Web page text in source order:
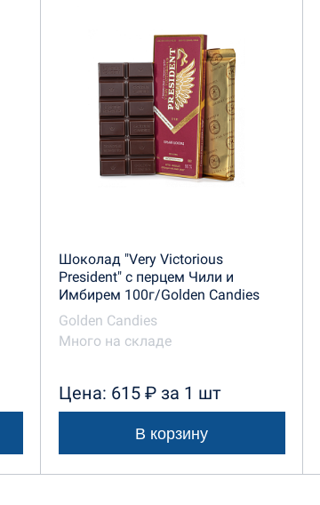
Шоколад "Very Victorious
President" с перцем Чили и
Имбирем 100г/Golden Candies
Golden Candies
Много на складе
Цена: 615 ₽ за 1 шт
В корзину